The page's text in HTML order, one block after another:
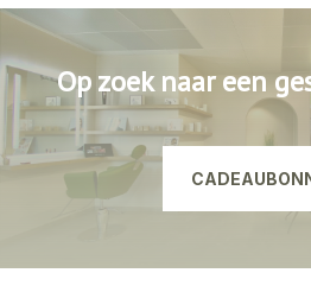
Op zoek naar een